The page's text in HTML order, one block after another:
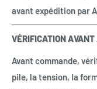
avant expédition par
VÉRIFICATION AVANT
Avant commande,
pile, la tension, la